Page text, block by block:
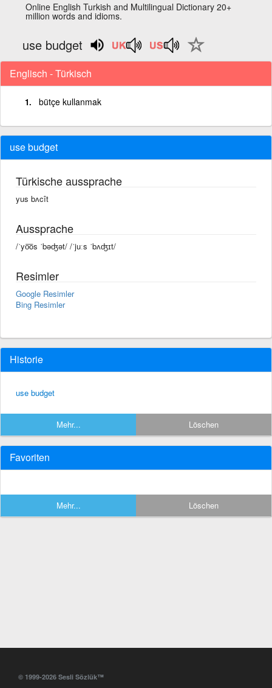
Online English Turkish and Multilingual Dictionary 20+
million words and idioms.
use budget
Englisch - Türkisch
bütçe kullanmak
use budget
Türkische aussprache
yus bʌcît
Aussprache
/ˈyo͞os ˈbəʤət/ /ˈjuːs ˈbʌʤɪt/
Resimler
Google Resimler
Bing Resimler
Historie
use budget
Mehr... Löschen
Favoriten
Mehr... Löschen
© 1999-2026 Sesli Sözlük™